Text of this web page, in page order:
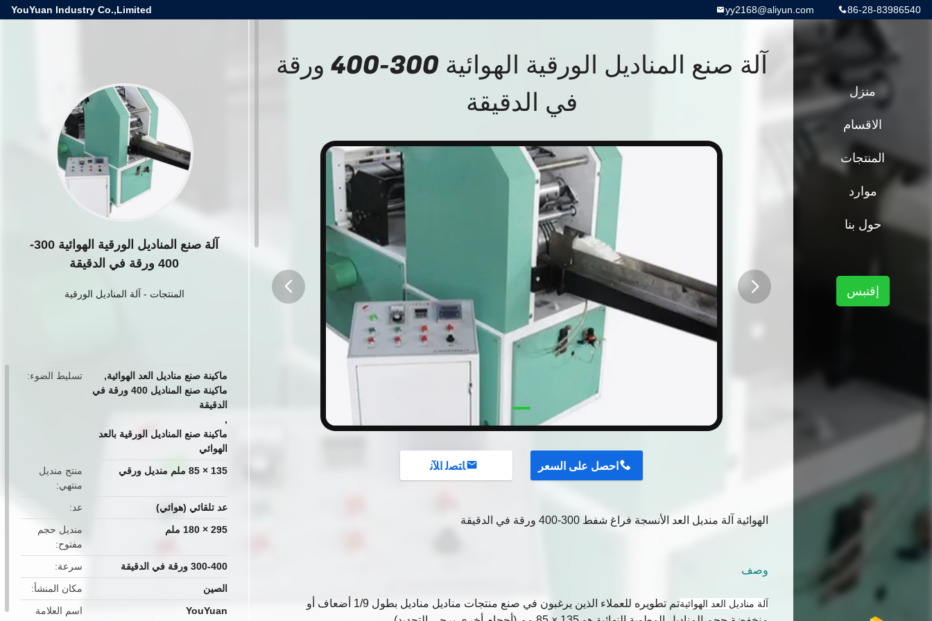
YouYuan Industry Co.,Limited 86-28-83986540
yy2168@aliyun.com
آلة صنع المناديل الورقية الهوائية 300-
400 ورقة في الدقيقة
المنتجات -آلة المناديل الورقية
تسليط الضوء ماكينة صنع مناديل العد الهوائية,
ماكينة صنع المناديل 400 ورقة في
الدقيقة
,
ماكينة صنع المناديل الورقية بالعد
الهوائي
منتج منديل
منتهي
135 × 85 ملم منديل ورقي
عد
عد تلقائي (هوائي)
منديل حجم
مفتوح
295 × 180 ملم
سرعة
300-400 ورقة في الدقيقة
مكان المنشأ
الصين
اسم العلامة
YouYuan
آلة صنع المناديل الورقية الهوائية 300-400 ورقة
في الدقيقة
احصل على السعر ﺎﺘﺼﻟ ﺍﻶﻧ
الهوائية آلة منديل العد الأنسجة فراغ شفط 300-400 ورقة في الدقيقة
وصف
آلة مناديل العد الهوائية
تم تطويره للعملاء الذين يرغبون في صنع منتجات مناديل مناديل بطول 1/9 أضعاف أو
منزل
الاقسام
المنتجات
موارد
حول بنا
إقتبس